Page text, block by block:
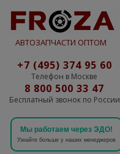
АВТОЗАПЧАСТИ ОПТОМ
+7 (495) 374 95 60
Телефон в Москве
8 800 500 33 47
Бесплатный звонок по России
Мы работаем через ЭДО!
Узнайте больше у наших менеджеров